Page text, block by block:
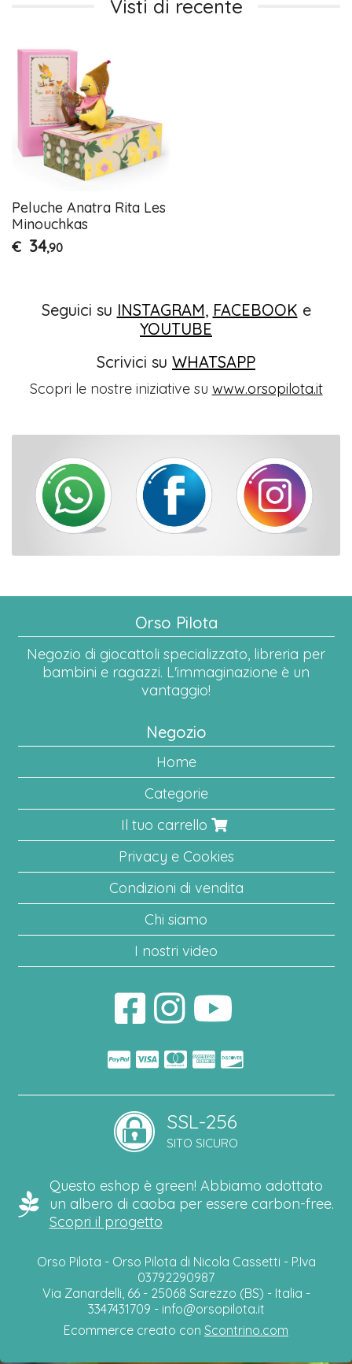
Visti di recente
Peluche Anatra Rita Les
Minouchkas
€ 34,90
Seguici su INSTAGRAM, FACEBOOK e
YOUTUBE
Scrivici su WHATSAPP
Scopri le nostre iniziative su www.orsopilota.it
Orso Pilota
Negozio di giocattoli specializzato, libreria per
bambini e ragazzi. L'immaginazione è un
vantaggio!
Negozio
Home
Categorie
Il tuo carrello
Privacy e Cookies
Condizioni di vendita
Chi siamo
I nostri video
SSL-256
SITO SICURO
Questo eshop è green! Abbiamo adottato
un albero di caoba per essere carbon-free.
Scopri il progetto
Orso Pilota - Orso Pilota di Nicola Cassetti - P.Iva
03792290987
Via Zanardelli, 66 - 25068 Sarezzo (BS) - Italia -
3347431709 - info@orsopilota.it
Ecommerce creato con Scontrino.com